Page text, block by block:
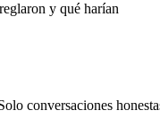
y qué harían
conversaciones